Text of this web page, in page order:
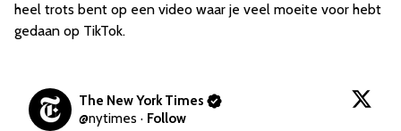
heel trots bent op een video waar je veel moeite voor hebt
gedaan op TikTok.
The New York Times
@nytimes · Follow